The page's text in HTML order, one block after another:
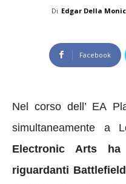
Di Edgar Della
Facebook
Nel corso dell’ EA
simultaneamente a
Electronic Arts
riguardanti